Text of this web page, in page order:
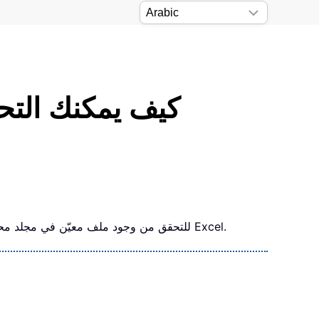
كيف يمكنك
في هذا البرنامج التعليمي، ستتعلّم كيفية كتابة نص برمجي باستخدام VBA للتحقق من وجود ملف معيّن في مجلد محدّد، وإذا وُجد، فسيتم حذفه تلقائيًّا من ذلك المجلد في Excel.